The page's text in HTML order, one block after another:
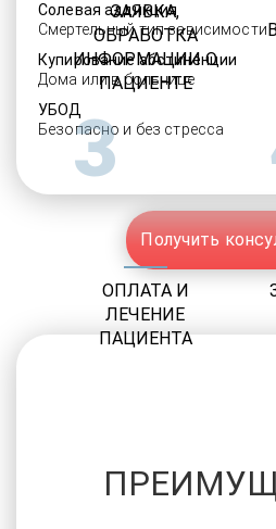
Солевая аддикция
Смертельный тип зависимости
Купирование абстиненции
Дома или в больнице
УБОД
Безопасно и без стресса
Получить
ЗАЯВКА,
ОБРАБОТКА
ИНФОРМАЦИИ О
ПАЦИЕНТЕ
3
ОПЛАТА И
ЛЕЧЕНИЕ
ПАЦИЕНТА